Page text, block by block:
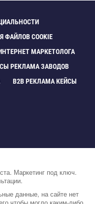
COOKIE
МАРКЕТОЛОГА
РЕКЛАМА ЗАВОДО
B2B РЕКЛАМА КЕЙСЫ
Маркетинг под ключ.
данные, на сайте нет